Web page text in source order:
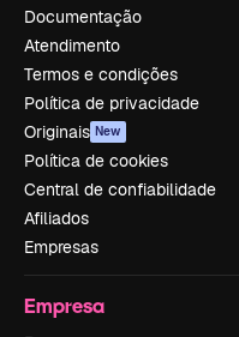
Documentação
Atendimento
Termos e condições
Política de privacidade
Originais New
Política de cookies
Central de confiabilidade
Afiliados
Empresas
Empresa